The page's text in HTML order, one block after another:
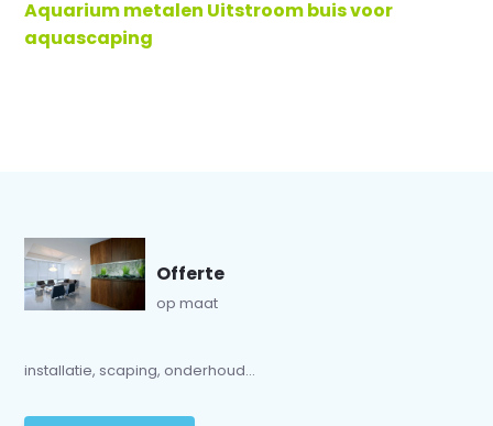
Aquarium metalen Uitstroom buis voor
aquascaping
Offerte
op maat
installatie, scaping, onderhoud...